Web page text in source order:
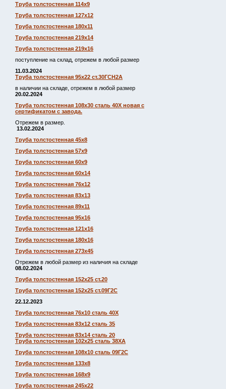
Труба толстостенная 114х9
Труба толстостенная 127х12
Труба толстостенная 180х11
Труба толстостенная 219х14
Труба толстостенная 219х16
поступление на склад, отрежем в любой размер
11.03.2024
Труба толстостенная 95х22 ст.30ГСН2А
в наличии на складе, отрежем в любой размер
20.02.2024
Труба толстостенная 108х30 сталь 40Х новая с
сертификатом с завода.
Отрежем в размер.
13.02.2024
Труба толстостенная 45х8
Труба толстостенная 57х9
Труба толстостенная 60х9
Труба толстостенная 60х14
Труба толстостенная 76х12
Труба толстостенная 83х13
Труба толстостенная 89х11
Труба толстостенная 95х16
Труба толстостенная 121х16
Труба толстостенная 180х16
Труба толстостенная 273х45
Отрежем в любой размер из наличия на складе
08.02.2024
Труба толстостенная 152х25 ст.20
Труба толстостенная 152х25 ст.09Г2С
22.12.2023
Труба толстостенная 76х10 сталь 40Х
Труба толстостенная 83х12 сталь 35
Труба толстостенная 83х14 сталь 20
Труба толстостенная 102х25 сталь 38ХА
Труба толстостенная 108х10 сталь 09Г2С
Труба толстостенная 133х8
Труба толстостенная 168х9
Труба толстостенная 245х22